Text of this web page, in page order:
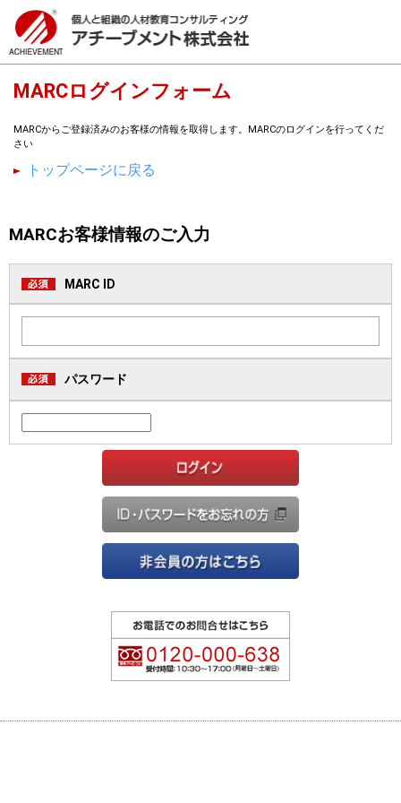
MARCログインフォーム
MARCからご登録済みのお客様の情報を取得します。MARCのログインを行ってくだ
さい
トップページに戻る
MARCお客様情報のご入力
MARC ID
パスワード